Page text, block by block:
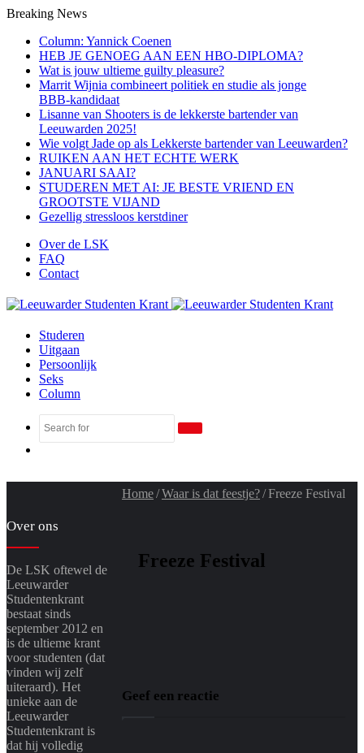
Breaking News
Column: Yannick Coenen
HEB JE GENOEG AAN EEN HBO-DIPLOMA?
Wat is jouw ultieme guilty pleasure?
Marrit Wijnia combineert politiek en studie als jonge
BBB‑kandidaat
Lisanne van Shooters is de lekkerste bartender van
Leeuwarden 2025!
Wie volgt Jade op als Lekkerste bartender van Leeuwarden?
RUIKEN AAN HET ECHTE WERK
JANUARI SAAI?
STUDEREN MET AI: JE BESTE VRIEND EN
GROOTSTE VIJAND
Gezellig stressloos kerstdiner
Over de LSK
FAQ
Contact
Studeren
Uitgaan
Persoonlijk
Seks
Column
Search
Home/Waar is dat feestje?/Freeze Festival
Freeze Festival
Geef een reactie
Over ons
De LSK oftewel de
Leeuwarder
Studentenkrant
bestaat sinds
september 2012 en
is de ultieme krant
voor studenten (dat
vinden wij zelf
uiteraard). Het
unieke aan de
Leeuwarder
Studentenkrant is
dat hij volledig